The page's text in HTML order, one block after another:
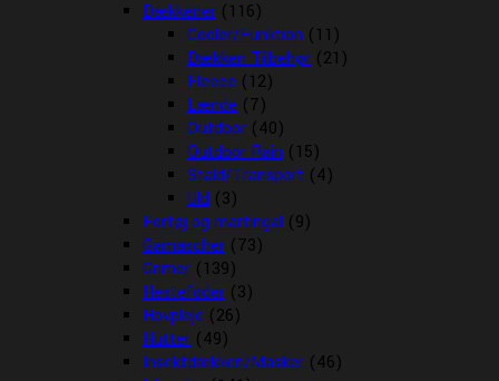
Dækkener (116)
Cooler/Funktion (11)
Dækken Tilbehør (21)
Fleece (12)
Lænde (7)
Outdoor (40)
Outdoor Rain (15)
Stald/Transport (4)
Uld (3)
Fortøj og martingal (9)
Gamascher (73)
Grimer (139)
Hestefoder (3)
Hovpleje (26)
Hutter (49)
Insektdækken/Masker (46)